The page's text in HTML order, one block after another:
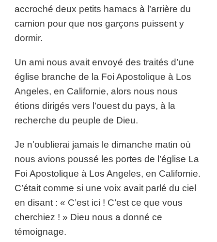
accroché deux petits hamacs à l’arrière du
camion pour que nos garçons puissent y
dormir.
Un ami nous avait envoyé des traités d’une
église branche de la Foi Apostolique à Los
Angeles, en Californie, alors nous nous
étions dirigés vers l’ouest du pays, à la
recherche du peuple de Dieu.
Je n’oublierai jamais le dimanche matin où
nous avions poussé les portes de l’église La
Foi Apostolique à Los Angeles, en Californie.
C’était comme si une voix avait parlé du ciel
en disant : « C’est ici ! C’est ce que vous
cherchiez ! » Dieu nous a donné ce
témoignage.